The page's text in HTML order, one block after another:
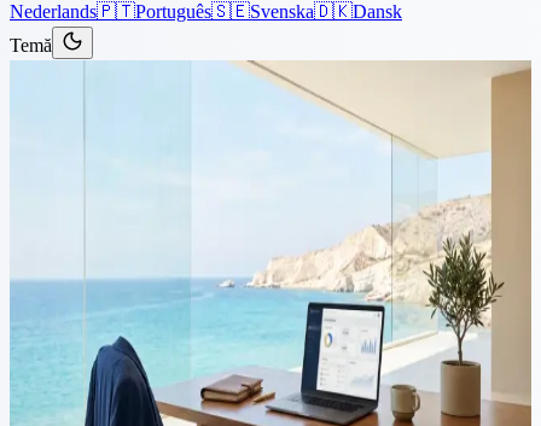
Nederlands🇵🇹Português🇸🇪Svenska🇩🇰Dansk
Temă
Înregistrarea unei companii
cipriote pentru profesioniștii
OnlyFans: Ghidul
dumneavoastră complet